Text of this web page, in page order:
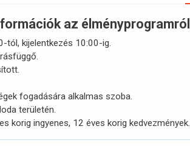
az élményprogramról
tól, kijelentkezés 10:00-ig.
fogadására alkalmas szoba.
területén.
korig ingyenes, 12 éves korig kedvezmények.